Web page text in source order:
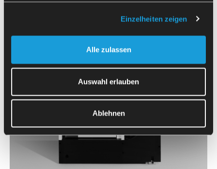
Einzelheiten zeigen
Alle zulassen
Auswahl erlauben
Ablehnen